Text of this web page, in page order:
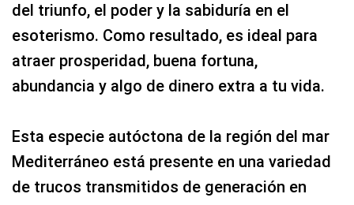
del triunfo, el poder y la sabiduría en el
esoterismo. Como resultado, es ideal para
atraer prosperidad, buena fortuna,
abundancia y algo de dinero extra a tu vida.
Esta especie autóctona de la región del mar
Mediterráneo está presente en una variedad
de trucos transmitidos de generación en